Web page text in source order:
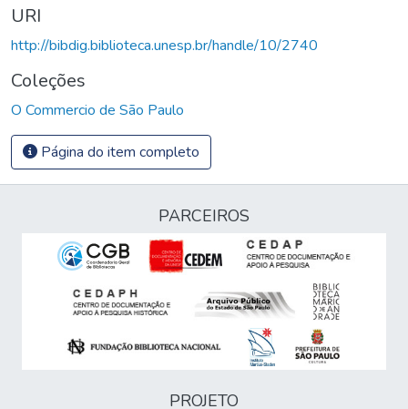
URI
http://bibdig.biblioteca.unesp.br/handle/10/2740
Coleções
O Commercio de São Paulo
Página do item completo
PARCEIROS
PROJETO